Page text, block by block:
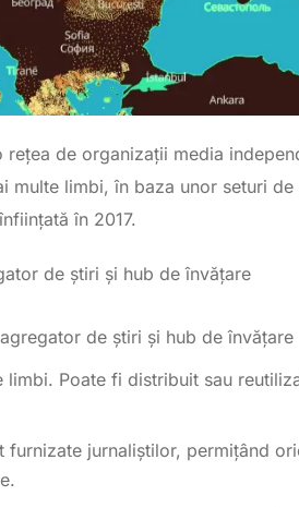
de organizații media
limbi, în baza unor seturi de
în 2017.
de știri și hub de învățare
de știri și hub de învățare
Poate fi distribuit sau
jurnaliștilor, permițând